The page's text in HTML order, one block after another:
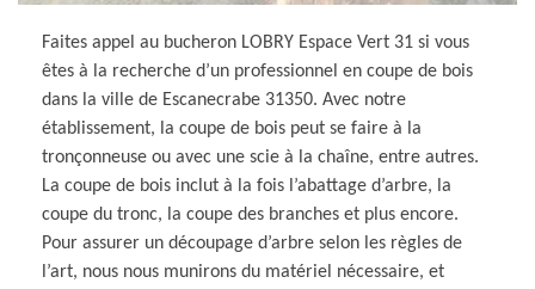
Faites appel au bucheron LOBRY Espace Vert 31 si vous
êtes à la recherche d’un professionnel en coupe de bois
dans la ville de Escanecrabe 31350. Avec notre
établissement, la coupe de bois peut se faire à la
tronçonneuse ou avec une scie à la chaîne, entre autres.
La coupe de bois inclut à la fois l’abattage d’arbre, la
coupe du tronc, la coupe des branches et plus encore.
Pour assurer un découpage d’arbre selon les règles de
l’art, nous nous munirons du matériel nécessaire, et